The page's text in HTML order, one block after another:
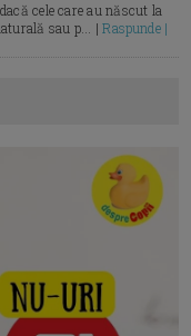
cele care au născut la
sau p... |Raspunde |